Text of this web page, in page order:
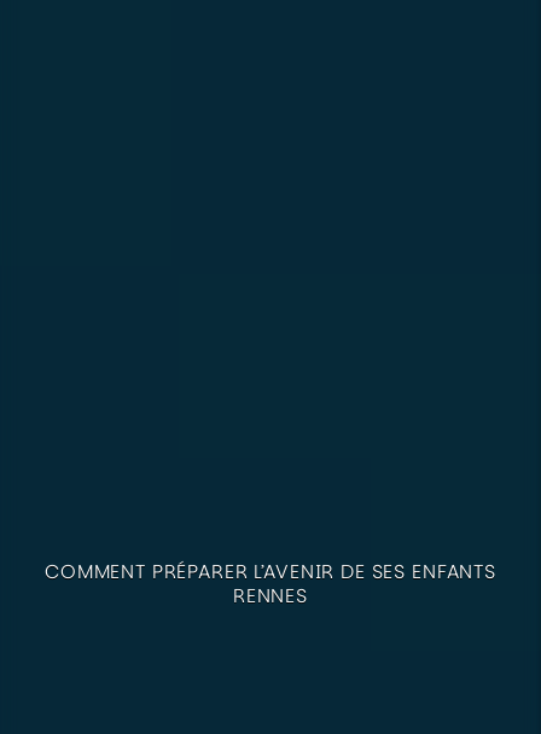
COMMENT PRÉPARER L’AVENIR DE SES ENFANTS
RENNES